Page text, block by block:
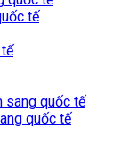
tế
quốc tế